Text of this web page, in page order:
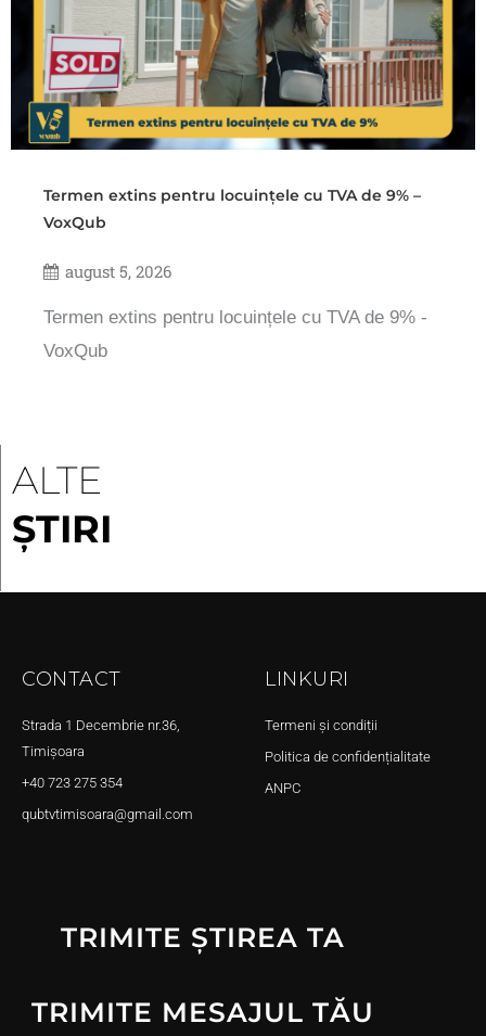
Termen extins pentru locuințele cu TVA de 9% –
VoxQub
august 5, 2026
Termen extins pentru locuințele cu TVA de 9% -
VoxQub
ALTE
ȘTIRI
CONTACT
Strada 1 Decembrie nr.36,
Timișoara
+40 723 275 354
qubtvtimisoara@gmail.com
LINKURI
Termeni și condiții
Politica de confidențialitate
ANPC
TRIMITE ȘTIREA TA
TRIMITE MESAJUL TĂU